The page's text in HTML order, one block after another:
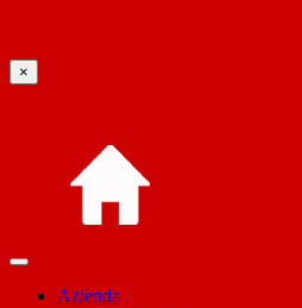
×
Azienda